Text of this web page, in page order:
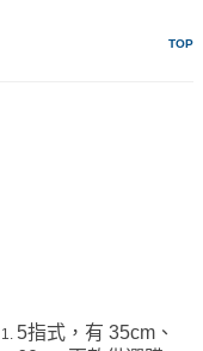
TOP
5指式，有 35cm、